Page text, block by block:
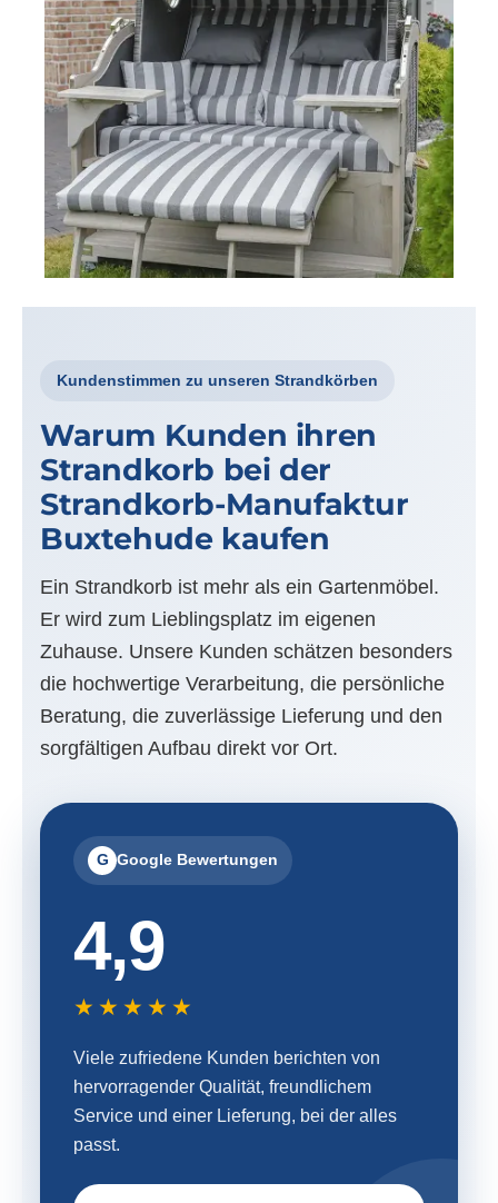
Kundenstimmen zu unseren Strandkörben
Warum Kunden ihren
Strandkorb bei der
Strandkorb-Manufaktur
Buxtehude kaufen
Ein Strandkorb ist mehr als ein Gartenmöbel.
Er wird zum Lieblingsplatz im eigenen
Zuhause. Unsere Kunden schätzen besonders
die hochwertige Verarbeitung, die persönliche
Beratung, die zuverlässige Lieferung und den
sorgfältigen Aufbau direkt vor Ort.
G Google Bewertungen
4,9
★★★★★
Viele zufriedene Kunden berichten von
hervorragender Qualität, freundlichem
Service und einer Lieferung, bei der alles
passt.